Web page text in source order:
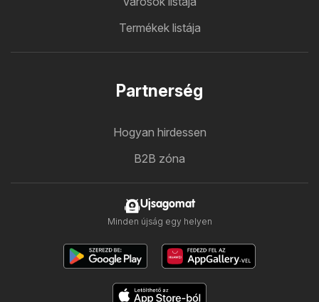
Termékek listája
Partnerség
Hogyan hirdessen
B2B zóna
Ujsagomat
Minden újság egy helyen